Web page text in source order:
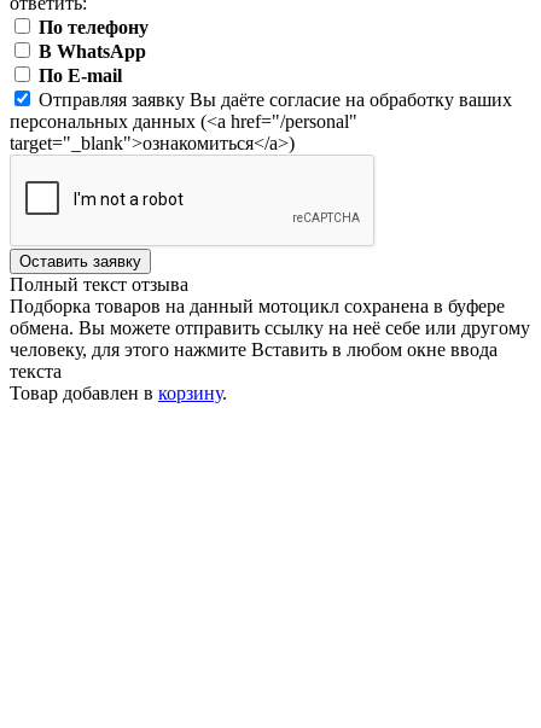
По телефону
В WhatsApp
По E-mail
Отправляя заявку Вы даёте согласие на обработку ваших
персональных данных (<a href="/personal"
target="_blank">ознакомиться</a>)
Оставить заявку
Полный текст отзыва
Подборка товаров на данный мотоцикл сохранена в буфере
обмена. Вы можете отправить ссылку на неё себе или другому
человеку, для этого нажмите Вставить в любом окне ввода
текста
Товар добавлен в корзину.